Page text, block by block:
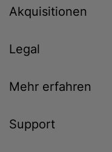
Akquisitionen
Legal
Mehr erfahren
Support